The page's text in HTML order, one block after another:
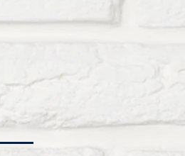
accordée au site
l’occasion de la